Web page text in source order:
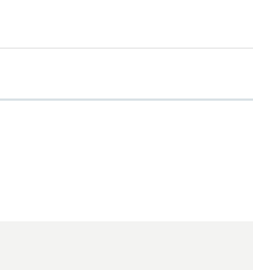
150P. Cafeaua sau